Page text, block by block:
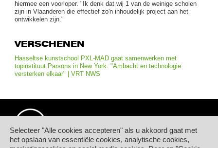
Selecteer "Alle cookies accepteren" als u akkoord gaat met
het opslaan van essentiële cookies, analytische cookies,
hiermee een voorloper. "Ik denk dat wij 1 van de weinige scholen
zijn in Vlaanderen die effectief zo'n inhoudelijk project aan het
ontwikkelen zijn."
VERSCHENEN
Hasseltse kunstschool PXL-MAD gaat samenwerken met
topinstituut Parsons in New York: "Ambacht en technologie
versterken elkaar" | VRT NWS